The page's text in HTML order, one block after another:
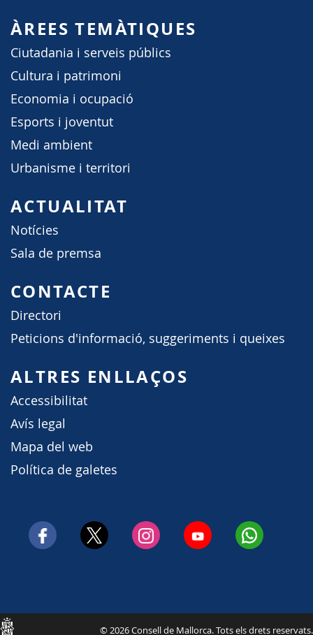
ÀREES TEMÀTIQUES
Ciutadania i serveis públics
Cultura i patrimoni
Economia i ocupació
Esports i joventut
Medi ambient
Urbanisme i territori
ACTUALITAT
Notícies
Sala de premsa
CONTACTE
Directori
Peticions d'informació, suggeriments i queixes
ALTRES ENLLAÇOS
Accessibilitat
Avís legal
Mapa del web
Política de galetes
Consell
© 2026 Consell de Mallorca. Tots els drets reservats.